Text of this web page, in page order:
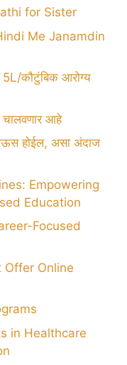
for Sister
Hindi Me Janamdin
5L/कौटुंबिक आरोग्य
आहे
होईल, असा अंदाज
Empowering
Education
Focused
Offer Online
in Healthcare